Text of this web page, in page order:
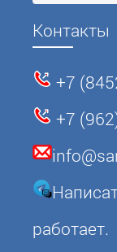
Контакты
+7
+7
работает.